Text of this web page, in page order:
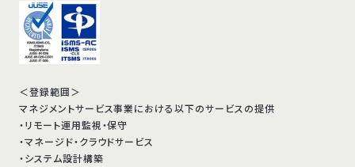
＜登録範囲＞
マネジメントサービス事業における以下のサービスの提供
・リモート運用監視・保守
・マネージド・クラウドサービス
・システム設計構築